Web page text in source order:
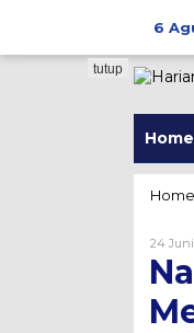
6
Home
tutup
24